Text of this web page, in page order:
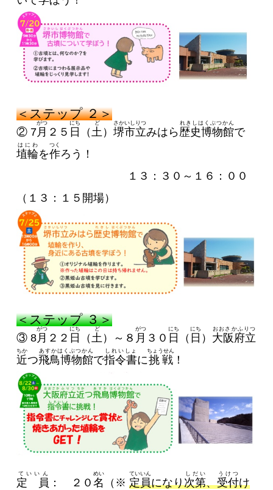
＜ステップ ２＞
② 7月
がつ
２５ 日
にち
（土
ど
）堺市立
さかいしりつ
みはら歴史博物館
れきしはくぶつかん
で
埴輪
はにわ
を作
つく
ろう！
１３：３０～１６：００
（１３：１５開場）
＜ステップ ３＞
③ 8月
がつ
２２ 日
にち
（土
ど
）～８ 月
がつ
３０ 日
にち
（ 日
にち
） 大阪府立
おおさかふりつ
近
ちか
つ飛鳥博物館
あすかはくぶつかん
で指令書
しれいしょ
に挑戦
ちょうせん
！
定 員
ていいん
： ２０名
めい
（※定員
ていいん
になり次第
しだい
、受付
うけつ
け